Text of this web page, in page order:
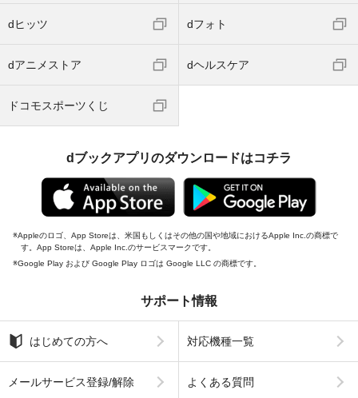
dヒッツ dフォト
dアニメストア dヘルスケア
ドコモスポーツくじ
dブックアプリのダウンロードはコチラ
Appleのロゴ、App Storeは、米国もしくはその他の国や地域におけるApple Inc.の商標で
す。App Storeは、Apple Inc.のサービスマークです。
Google Play および Google Play ロゴは Google LLC の商標です。
サポート情報
はじめての方へ 対応機種一覧
メールサービス登録/解除 よくある質問